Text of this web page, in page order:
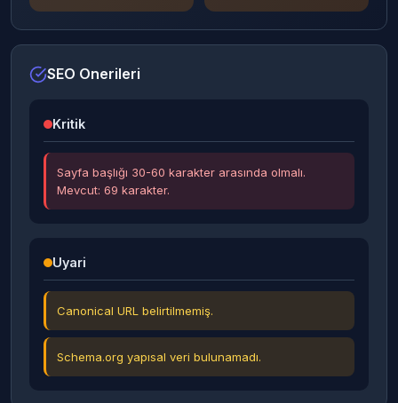
SEO Onerileri
Kritik
Sayfa başlığı 30-60 karakter arasında olmalı.
Mevcut: 69 karakter.
Uyari
Canonical URL belirtilmemiş.
Schema.org yapısal veri bulunamadı.